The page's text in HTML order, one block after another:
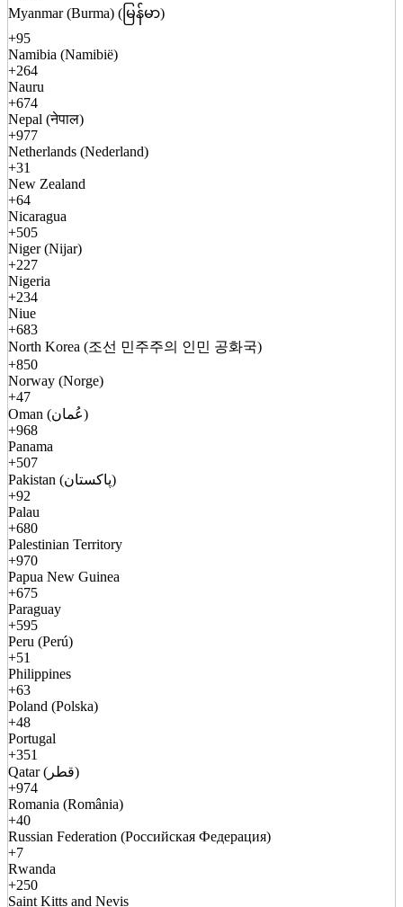
Myanmar (Burma) (မြန်မာ)
+95
Namibia (Namibië)
+264
Nauru
+674
Nepal (नेपाल)
+977
Netherlands (Nederland)
+31
New Zealand
+64
Nicaragua
+505
Niger (Nijar)
+227
Nigeria
+234
Niue
+683
North Korea (조선 민주주의 인민 공화국)
+850
Norway (Norge)
+47
Oman (عُمان)
+968
Panama
+507
Pakistan (پاکستان)
+92
Palau
+680
Palestinian Territory
+970
Papua New Guinea
+675
Paraguay
+595
Peru (Perú)
+51
Philippines
+63
Poland (Polska)
+48
Portugal
+351
Qatar (قطر)
+974
Romania (România)
+40
Russian Federation (Российская Федерация)
+7
Rwanda
+250
Saint Kitts and Nevis